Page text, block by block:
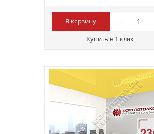
В корзину
Купить в 1 клик